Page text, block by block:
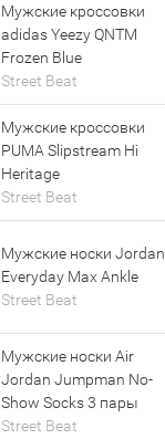
Мужские кроссовки
adidas Yeezy QNTM
Frozen Blue
Street Beat
Мужские кроссовки
PUMA Slipstream Hi
Heritage
Street Beat
Мужские носки Jordan
Everyday Max Ankle
Street Beat
Мужские носки Air
Jordan Jumpman No-
Show Socks 3 пары
Street Beat